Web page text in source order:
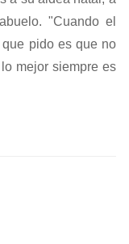
"Cuando el
pido es que no
mejor siempre es